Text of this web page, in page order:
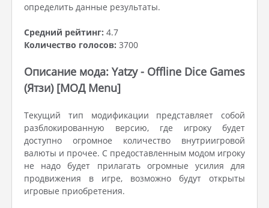
определить данные результаты.
Средний рейтинг: 4.7
Количество голосов: 3700
Описание мода: Yatzy - Offline Dice Games
(Ятзи) [МОД Menu]
Текущий тип модификации представляет собой
разблокированную версию, где игроку будет
доступно огромное количество внутриигровой
валюты и прочее. С предоставленным модом игроку
не надо будет прилагать огромные усилия для
продвижения в игре, возможно будут открыты
игровые приобретения.